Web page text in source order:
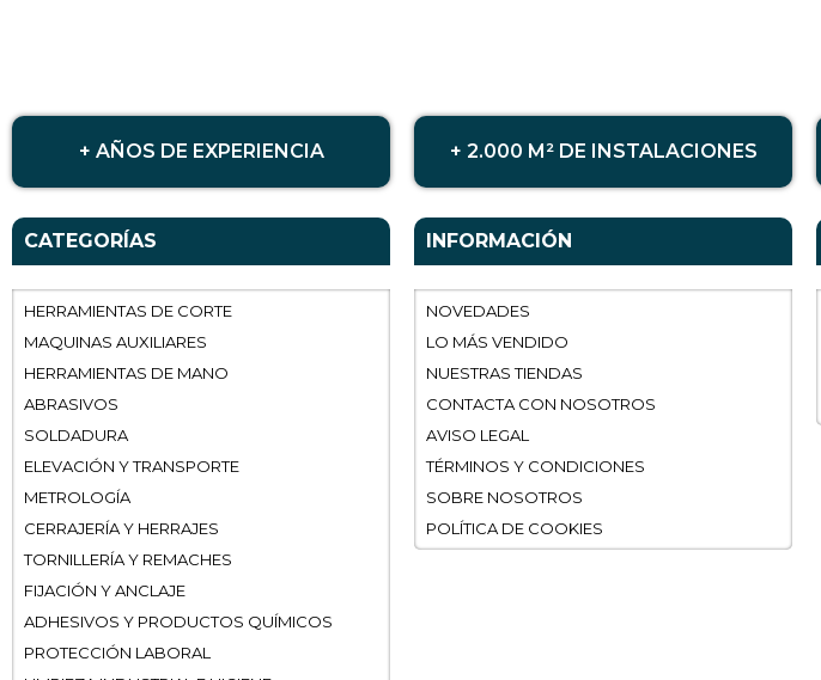
+ AÑOS DE EXPERIENCIA + 2.000 M² DE INSTALACIONES
CATEGORÍAS
HERRAMIENTAS DE CORTE
MAQUINAS AUXILIARES
HERRAMIENTAS DE MANO
ABRASIVOS
SOLDADURA
ELEVACIÓN Y TRANSPORTE
METROLOGÍA
CERRAJERÍA Y HERRAJES
TORNILLERÍA Y REMACHES
FIJACIÓN Y ANCLAJE
ADHESIVOS Y PRODUCTOS QUÍMICOS
PROTECCIÓN LABORAL
INFORMACIÓN
NOVEDADES
LO MÁS VENDIDO
NUESTRAS TIENDAS
CONTACTA CON NOSOTROS
AVISO LEGAL
TÉRMINOS Y CONDICIONES
SOBRE NOSOTROS
POLÍTICA DE COOKIES